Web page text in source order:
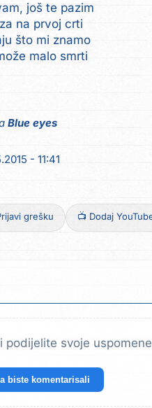
još te pazim
na prvoj crti
što mi znamo
malo smrti
Blue eyes
- 11:41
grešku 📺 Dodaj
podijelite svoje
biste komentarisali